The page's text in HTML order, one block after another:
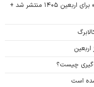
تازه‌ترین اثر محسن چاوشی با نام «چهل روز» برای اربعین ۱۴۰۵ منتشر شد +
چیست؟
است